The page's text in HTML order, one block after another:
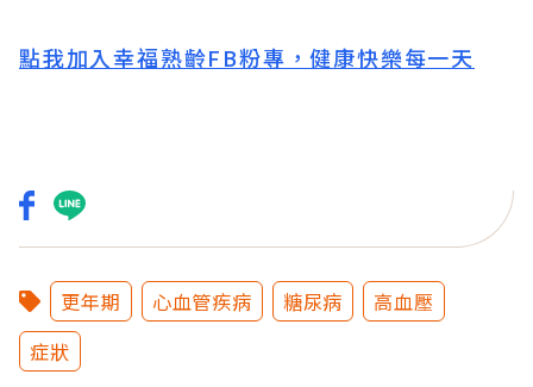
點我加入幸福熟齡FB粉專，健康快樂每一天
更年期 心血管疾病 糖尿病
高血壓
症狀